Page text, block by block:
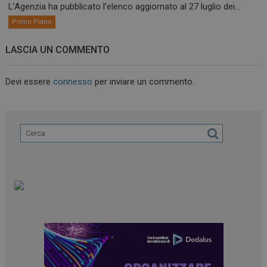
L’Agenzia ha pubblicato l’elenco aggiornato al 27 luglio dei...
Primo Piano
LASCIA UN COMMENTO
Devi essereconnesso per inviare un commento.